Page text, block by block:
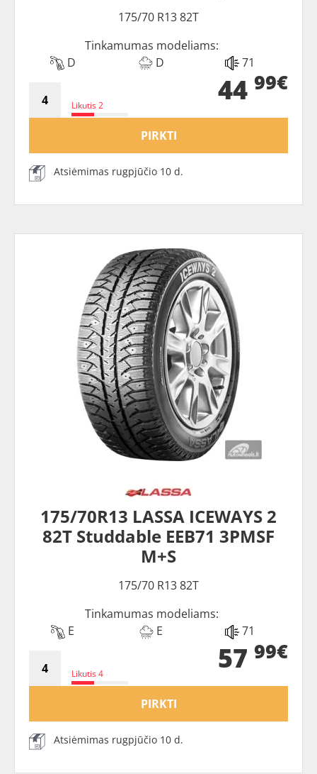
175/70 R13 82T
Tinkamumas modeliams:
D
D 71
Likutis 2 44 99€
PIRKTI
Atsiėmimas rugpjūčio 10 d.
175/70R13 LASSA ICEWAYS 2
82T Studdable EEB71 3PMSF
M+S
175/70 R13 82T
Tinkamumas modeliams:
E
E 71
Likutis 4 57 99€
PIRKTI
Atsiėmimas rugpjūčio 10 d.